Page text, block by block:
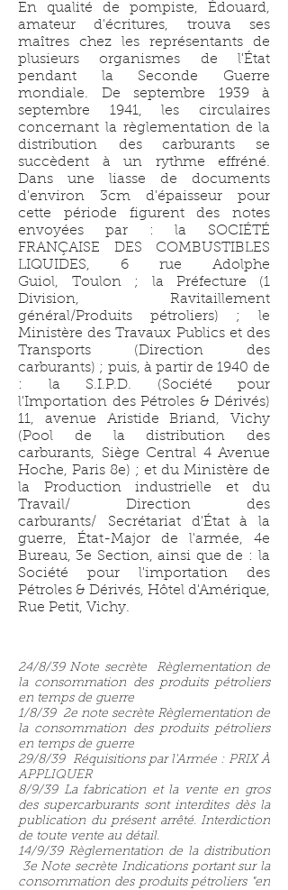
En qualité de pompiste, Édouard,
amateur d'écritures, trouva ses
maîtres chez les représentants de
plusieurs organismes de l'État
pendant la Seconde Guerre
mondiale. De septembre 1939 à
septembre 1941, les circulaires
concernant la règlementation de la
distribution des carburants se
succèdent à un rythme effréné.
Dans une liasse de documents
d'environ 3cm d'épaisseur pour
cette période figurent des notes
envoyées par : la SOCIÉTÉ
FRANÇAISE DES COMBUSTIBLES
LIQUIDES, 6 rue Adolphe
Guiol, Toulon ; la Préfecture (1
Division, Ravitaillement
général/Produits pétroliers) ; le
Ministère des Travaux Publics et des
Transports (Direction des
carburants) ; puis, à partir de 1940 de
: la S.I.P.D. (Société pour
l'Importation des Pétroles & Dérivés)
11, avenue Aristide Briand, Vichy
(Pool de la distribution des
carburants, Siège Central 4 Avenue
Hoche, Paris 8e) ; et du Ministère de
la Production industrielle et du
Travail/ Direction des
carburants/ Secrétariat d'État à la
guerre, État-Major de l'armée, 4e
Bureau, 3e Section, ainsi que de : la
Société pour l'importation des
Pétroles & Dérivés, Hôtel d'Amérique,
Rue Petit, Vichy.
24/8/39 Note secrète Règlementation de
la consommation des produits pétroliers
en temps de guerre
1/8/39 2e note secrète Règlementation de
la consommation des produits pétroliers
en temps de guerre
29/8/39 Réquisitions par l'Armée : PRIX À
APPLIQUER
8/9/39 La fabrication et la vente en gros
des supercarburants sont interdites dès la
publication du présent arrêté. Interdiction
de toute vente au détail.
14/9/39 Règlementation de la distribution
3e Note secrète Indications portant sur la
consommation des produits pétroliers "en